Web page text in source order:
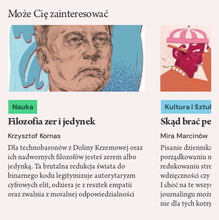
Może Cię zainteresować
Nauka
Filozofia zer i jedynek
Krzysztof Kornas
Dla technobaronów z Doliny Krzemowej oraz
ich nadwornych filozofów jesteś zerem albo
jedynką. Ta brutalna redukcja świata do
binarnego kodu legitymizuje autorytaryzm
cyfrowych elit, odziera je z resztek empatii
oraz zwalnia z moralnej odpowiedzialności
Kultura i Sztuka
Skąd brać
Mira Marcinów
Pisanie dziennika
porządkowaniu
redukowaniu
wdzięczności czy
I choć na te
journalingu można
nie dla tych